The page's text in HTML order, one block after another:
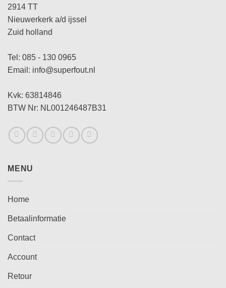
2914 TT
Nieuwerkerk a/d ijssel
Zuid holland
Tel: 085 - 130 0965
Email: info@superfout.nl
Kvk: 63814846
BTW Nr: NL001246487B31
MENU
Home
Betaalinformatie
Contact
Account
Retour